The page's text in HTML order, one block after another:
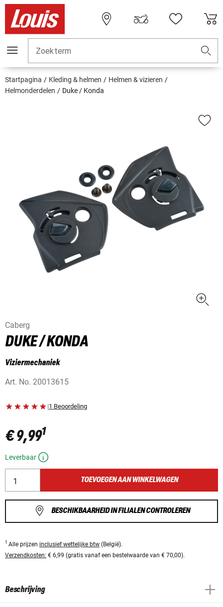
Zoekterm
Startpagina Kleding & helmen
Helmen & vizieren
Helmonderdelen
Duke / Konda
Caberg
DUKE / KONDA
Viziermechaniek
Art. No. 20013615
|1 Beoordeling
€ 9,991
Leverbaar
TOEVOEGEN AAN WINKELWAGEN
BESCHIKBAARHEID IN FILIALEN CONTROLEREN
1 Alle prijzen inclusief wettelijke btw (België).
Verzendkosten: € 6,99 (gratis vanaf een bestelwaarde van € 70,00).
Beschrijving